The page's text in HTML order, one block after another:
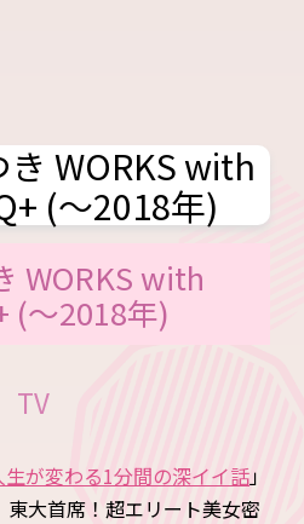
WORKS with
(～2018年)
WORKS with
(～2018年)
TV
生が変わる1分間の深イイ話」
大首席！超エリート美女密